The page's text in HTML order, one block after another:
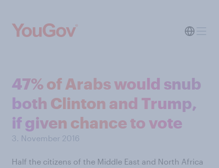
47% of Arabs would snub
both Clinton and Trump,
if given chance to vote
3. November 2016
Half the citizens of the Middle East and North Africa